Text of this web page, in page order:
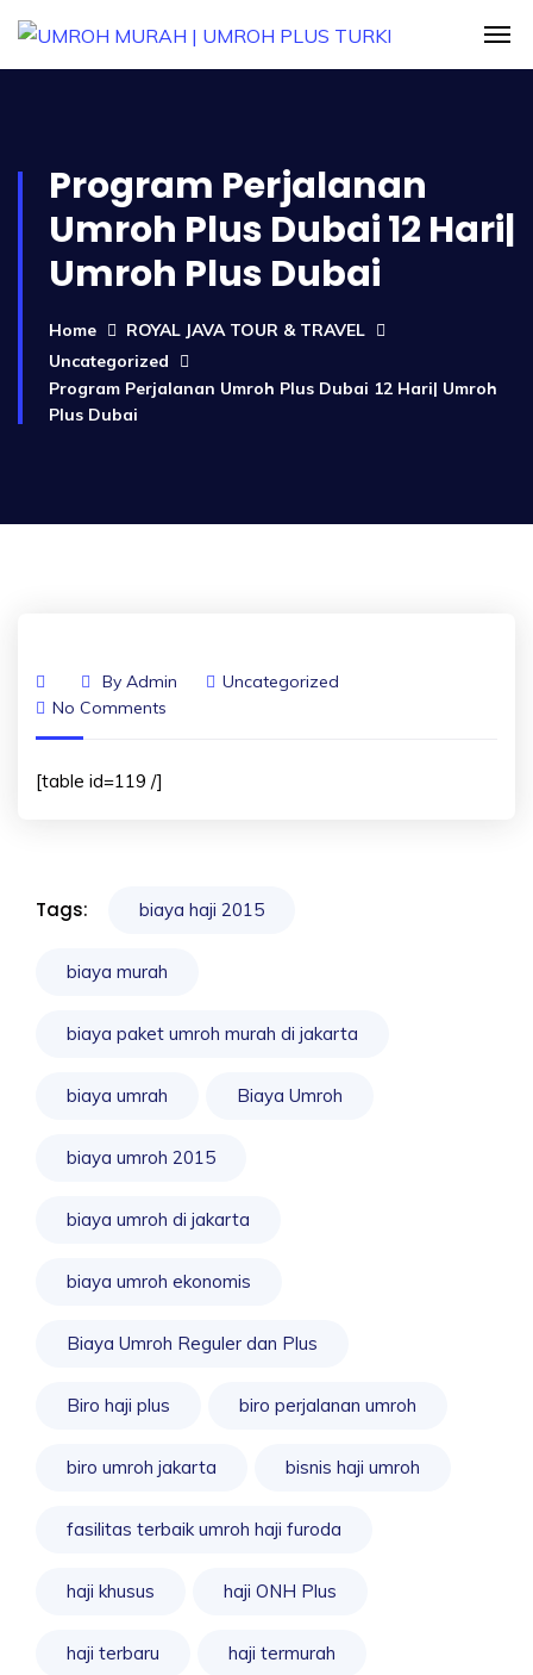
Program Perjalanan
Umroh Plus Dubai 12 Hari|
Umroh Plus Dubai
Home
ROYAL JAVA TOUR & TRAVEL
Uncategorized
Program Perjalanan Umroh Plus Dubai 12 Hari| Umroh
Plus Dubai
By Admin
Uncategorized
No Comments
[table id=119 /]
Tags: biaya haji 2015
biaya murah
biaya paket umroh murah di jakarta
biaya umrah Biaya Umroh
biaya umroh 2015
biaya umroh di jakarta
biaya umroh ekonomis
Biaya Umroh Reguler dan Plus
Biro haji plus biro perjalanan umroh
biro umroh jakarta bisnis haji umroh
fasilitas terbaik umroh haji furoda
haji khusus haji ONH Plus
haji terbaru haji termurah